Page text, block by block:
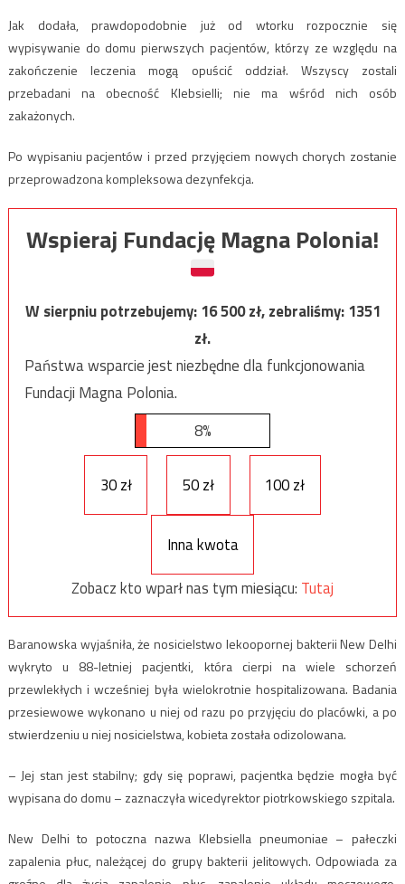
Jak dodała, prawdopodobnie już od wtorku rozpocznie się
wypisywanie do domu pierwszych pacjentów, którzy ze względu na
zakończenie leczenia mogą opuścić oddział. Wszyscy zostali
przebadani na obecność Klebsielli; nie ma wśród nich osób
zakażonych.
Po wypisaniu pacjentów i przed przyjęciem nowych chorych zostanie
przeprowadzona kompleksowa dezynfekcja.
Wspieraj Fundację Magna Polonia!
W sierpniu potrzebujemy:16 500zł, zebraliśmy:1351
zł.
Państwa wsparcie jest niezbędne dla funkcjonowania
Fundacji Magna Polonia.
8%
30 zł 50 zł 100 zł
Inna kwota
Zobacz kto wparł nas tym miesiącu: Tutaj
Baranowska wyjaśniła, że nosicielstwo lekoopornej bakterii New Delhi
wykryto u 88-letniej pacjentki, która cierpi na wiele schorzeń
przewlekłych i wcześniej była wielokrotnie hospitalizowana. Badania
przesiewowe wykonano u niej od razu po przyjęciu do placówki, a po
stwierdzeniu u niej nosicielstwa, kobieta została odizolowana.
– Jej stan jest stabilny; gdy się poprawi, pacjentka będzie mogła być
wypisana do domu – zaznaczyła wicedyrektor piotrkowskiego szpitala.
New Delhi to potoczna nazwa Klebsiella pneumoniae – pałeczki
zapalenia płuc, należącej do grupy bakterii jelitowych. Odpowiada za